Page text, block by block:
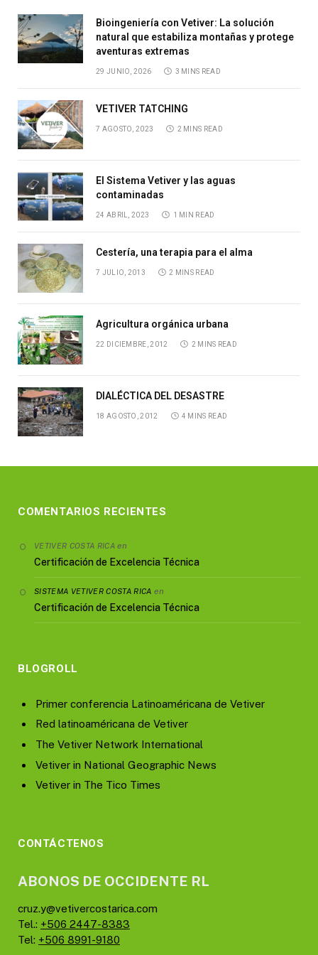
Bioingeniería con Vetiver: La solución
natural que estabiliza montañas y protege
aventuras extremas
29 JUNIO, 2026 3 MINS READ
VETIVER TATCHING
7 AGOSTO, 2023 2 MINS READ
El Sistema Vetiver y las aguas
contaminadas
24 ABRIL, 2023 1 MIN READ
Cestería, una terapia para el alma
7 JULIO, 2013 2 MINS READ
Agricultura orgánica urbana
22 DICIEMBRE, 2012 2 MINS READ
DIALÉCTICA DEL DESASTRE
18 AGOSTO, 2012 4 MINS READ
COMENTARIOS RECIENTES
VETIVER COSTA RICAen
Certificación de Excelencia Técnica
SISTEMA VETIVER COSTA RICA en
Certificación de Excelencia Técnica
BLOGROLL
Primer conferencia Latinoaméricana de Vetiver
Red latinoaméricana de Vetiver
The Vetiver Network International
Vetiver in National Geographic News
Vetiver in The Tico Times
CONTÁCTENOS
ABONOS DE OCCIDENTE RL
cruz.y@vetivercostarica.com
Tel.: +506 2447-8383
Tel: +506 8991-9180